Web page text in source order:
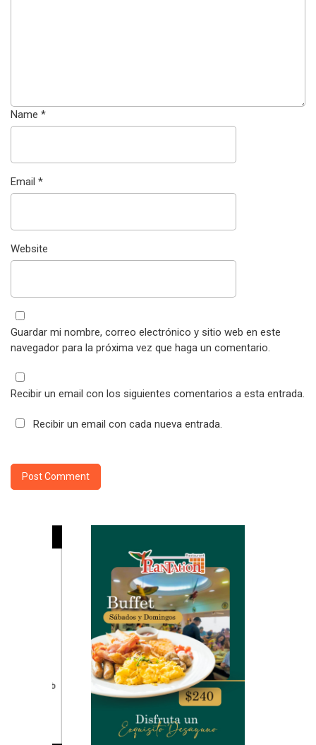
Name *
Email *
Website
Guardar mi nombre, correo electrónico y sitio web en este
navegador para la próxima vez que haga un comentario.
Recibir un email con los siguientes comentarios a esta entrada.
Recibir un email con cada nueva entrada.